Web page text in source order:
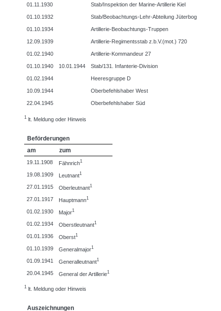
01.11.1930 Stab/Inspektion der Marine-Artillerie Kiel
01.10.1932 Stab/Beobachtungs-Lehr-Abteilung Jüterbog
01.10.1934 Artillerie-Beobachtungs-Truppen
12.09.1939 Artillerie-Regimentsstab z.b.V.(mot.) 720
01.02.1940 Artillerie-Kommandeur 27
01.10.1940 10.01.1944 Stab/131. Infanterie-Division
01.02.1944 Heeresgruppe D
10.09.1944 Oberbefehlshaber West
22.04.1945 Oberbefehlshaber Süd
1 lt. Meldung oder Hinweis
Beförderungen
am
zum
19.11.1908 Fähnrich1
19.08.1909 Leutnant1
27.01.1915 Oberleutnant1
27.01.1917 Hauptmann1
01.02.1930 Major1
01.02.1934 Oberstleutnant1
01.01.1936 Oberst1
01.10.1939 Generalmajor1
01.09.1941 Generalleutnant1
20.04.1945 General der Artillerie1
1 lt. Meldung oder Hinweis
Auszeichnungen